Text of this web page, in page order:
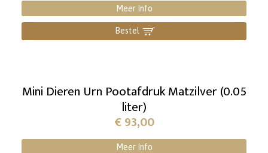
Meer Info
Bestel ]
Mini Dieren Urn Pootafdruk Matzilver (0.05
liter)
€93,00
Meer Info